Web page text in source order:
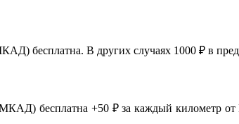
бесплатна. В других случаях 1000 ₽ в
бесплатна +50 ₽ за каждый километр